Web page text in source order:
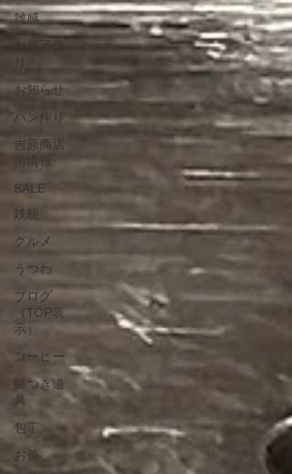
雑感
お菓子作
り
お知らせ
パン作り
吉原商店
街情報
SALE
鉄瓶
グルメ
うつわ
ブログ
（TOP表
示）
コーヒー
餅つき道
具
包丁
お釜